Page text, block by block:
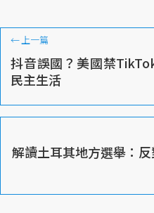
← 上一篇
抖音誤國？美國禁
民主生活
解讀土耳其地方選舉：